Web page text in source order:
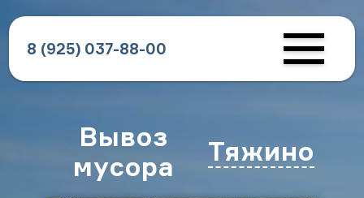
8 (925) 037-88-00
Вывоз
мусора
Тяжино